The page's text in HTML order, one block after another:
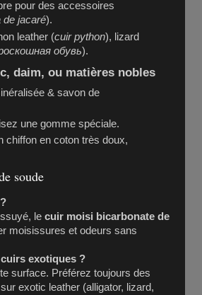
pour des accessoires
de jacaré).
leather (cuir python), lizard
обувь).
daim, ou matières nobles
& savon de
une gomme spéciale.
chiffon en coton très doux,
soude
le cuir moisi bicarbonate de
moisissures et odeurs sans
exotiques ?
surface. Préférez toujours des
exotic leather (alligator, lizard,